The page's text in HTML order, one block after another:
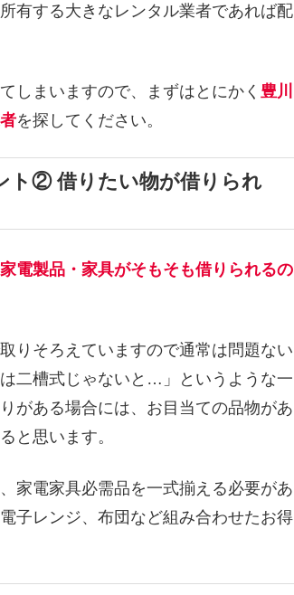
有する大きなレンタル業者であれば配
しまいますので、まずはとにかく 豊川
を探してください。
ト② 借りたい物が借りられ
電製品・家具がそもそも借りられるの
りそろえていますので通常は問題ない
二槽式じゃないと…」というような一
がある場合には、お目当ての品物があ
と思います。
家電家具必需品を一式揃える必要があ
子レンジ、布団など組み合わせたお得